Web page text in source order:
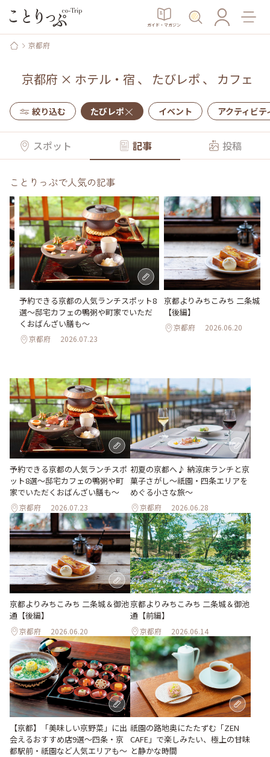
ガイド・マガジン
京都府
京都府 × ホテル・宿 、 たびレポ 、 カフェ
絞り込む たびレポ イベント アクティビテ
スポット 記事 投稿
ことりっぷで人気の記事
予約できる京都の人気ランチスポット8
選～邸宅カフェの鴨粥や町家でいただ
くおばんざい膳も～
京都府 2026.07.23
京都よりみちこみち 二条城
【後編】
京都府 2026.06.20
予約できる京都の人気ランチスポ
ット8選～邸宅カフェの鴨粥や町
家でいただくおばんざい膳も～
京都府 2026.07.23
初夏の京都へ♪ 納涼床ランチと京
菓子さがし〜祇園・四条エリアを
めぐる小さな旅〜
京都府 2026.06.28
京都よりみちこみち 二条城＆御池
通【後編】
京都府 2026.06.20
京都よりみちこみち 二条城＆御池
通【前編】
京都府 2026.06.14
【京都】「美味しい京野菜」に出
会えるおすすめ店9選～四条・京
都駅前・祇園など人気エリアも～
祇園の路地奥にたたずむ「ZEN
CAFE」で楽しみたい、極上の甘味
と静かな時間